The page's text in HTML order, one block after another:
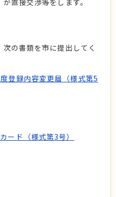
の書類を市に提出してく
登録内容変更届（様式第5
ード（様式第3号）